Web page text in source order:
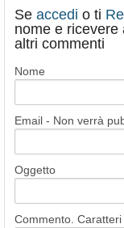
Se accedi o ti
nome e ricevere
altri commenti
Nome
Email - Non verrà
Oggetto
Commento. Caratteri